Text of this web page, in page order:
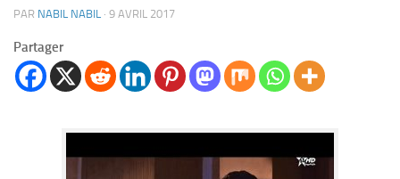
PAR NABIL NABIL · 9 AVRIL 2017
Partager